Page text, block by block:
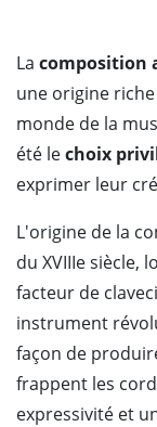
La composition
une origine
monde de la
été lechoix
exprimer leur
L'origine de la
du XVIIIe siècle,
facteur de
instrument
façon de
frappent les
expressivité et